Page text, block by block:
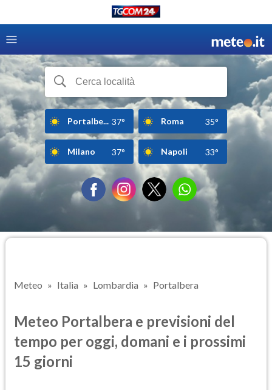
Portalbe... 37° Roma 35°
Milano 37° Napoli 33°
Meteo Italia Lombardia Portalbera
Meteo Portalbera e previsioni del
tempo per oggi, domani e i prossimi
15 giorni